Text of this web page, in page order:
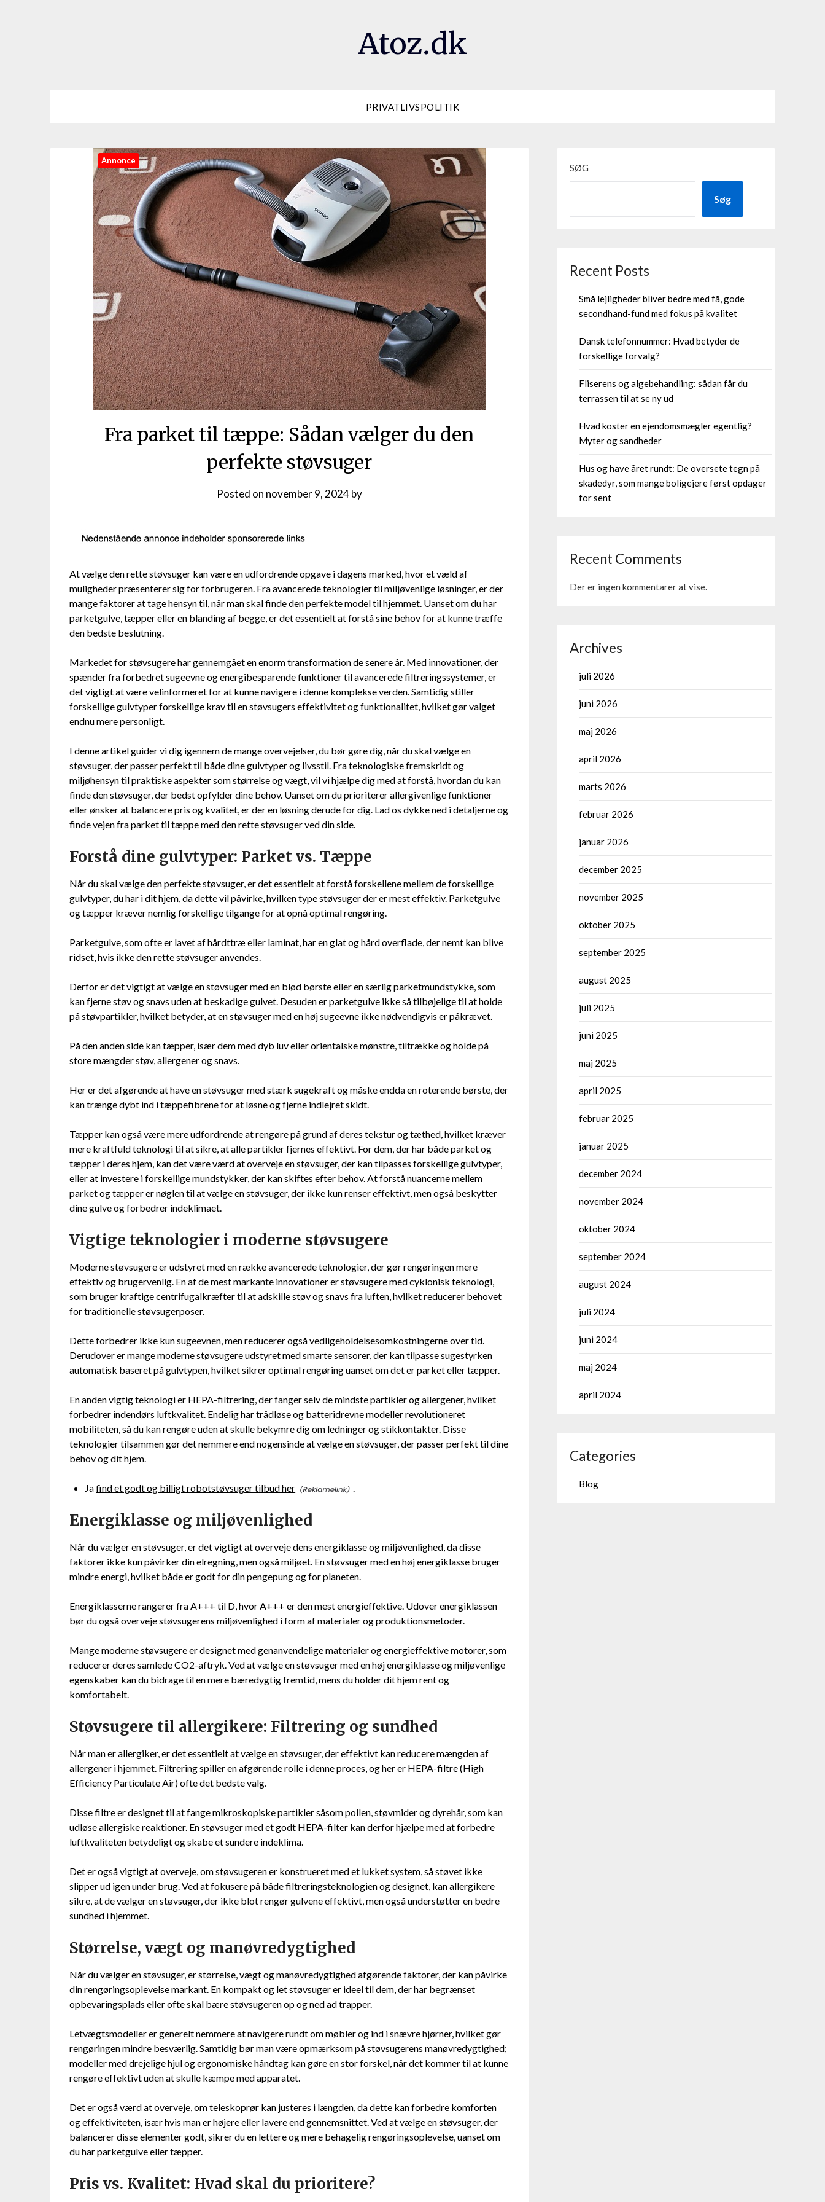
Atoz.dk
PRIVATLIVSPOLITIK
Annonce
Fra parket til tæppe: Sådan vælger du den
perfekte støvsuger
Posted on november 9, 2024by
At vælge den rette støvsuger kan være en udfordrende opgave i dagens marked, hvor et væld af
muligheder præsenterer sig for forbrugeren. Fra avancerede teknologier til miljøvenlige løsninger, er der
mange faktorer at tage hensyn til, når man skal finde den perfekte model til hjemmet. Uanset om du har
parketgulve, tæpper eller en blanding af begge, er det essentielt at forstå sine behov for at kunne træffe
den bedste beslutning.
Markedet for støvsugere har gennemgået en enorm transformation de senere år. Med innovationer, der
spænder fra forbedret sugeevne og energibesparende funktioner til avancerede filtreringssystemer, er
det vigtigt at være velinformeret for at kunne navigere i denne komplekse verden. Samtidig stiller
forskellige gulvtyper forskellige krav til en støvsugers effektivitet og funktionalitet, hvilket gør valget
endnu mere personligt.
I denne artikel guider vi dig igennem de mange overvejelser, du bør gøre dig, når du skal vælge en
støvsuger, der passer perfekt til både dine gulvtyper og livsstil. Fra teknologiske fremskridt og
miljøhensyn til praktiske aspekter som størrelse og vægt, vil vi hjælpe dig med at forstå, hvordan du kan
finde den støvsuger, der bedst opfylder dine behov. Uanset om du prioriterer allergivenlige funktioner
eller ønsker at balancere pris og kvalitet, er der en løsning derude for dig. Lad os dykke ned i detaljerne og
finde vejen fra parket til tæppe med den rette støvsuger ved din side.
Forstå dine gulvtyper: Parket vs. Tæppe
Når du skal vælge den perfekte støvsuger, er det essentielt at forstå forskellene mellem de forskellige
gulvtyper, du har i dit hjem, da dette vil påvirke, hvilken type støvsuger der er mest effektiv. Parketgulve
og tæpper kræver nemlig forskellige tilgange for at opnå optimal rengøring.
Parketgulve, som ofte er lavet af hårdttræ eller laminat, har en glat og hård overflade, der nemt kan blive
ridset, hvis ikke den rette støvsuger anvendes.
Derfor er det vigtigt at vælge en støvsuger med en blød børste eller en særlig parketmundstykke, som
kan fjerne støv og snavs uden at beskadige gulvet. Desuden er parketgulve ikke så tilbøjelige til at holde
på støvpartikler, hvilket betyder, at en støvsuger med en høj sugeevne ikke nødvendigvis er påkrævet.
På den anden side kan tæpper, især dem med dyb luv eller orientalske mønstre, tiltrække og holde på
store mængder støv, allergener og snavs.
Her er det afgørende at have en støvsuger med stærk sugekraft og måske endda en roterende børste, der
kan trænge dybt ind i tæppefibrene for at løsne og fjerne indlejret skidt.
Tæpper kan også være mere udfordrende at rengøre på grund af deres tekstur og tæthed, hvilket kræver
mere kraftfuld teknologi til at sikre, at alle partikler fjernes effektivt. For dem, der har både parket og
tæpper i deres hjem, kan det være værd at overveje en støvsuger, der kan tilpasses forskellige gulvtyper,
eller at investere i forskellige mundstykker, der kan skiftes efter behov. At forstå nuancerne mellem
parket og tæpper er nøglen til at vælge en støvsuger, der ikke kun renser effektivt, men også beskytter
dine gulve og forbedrer indeklimaet.
Vigtige teknologier i moderne støvsugere
Moderne støvsugere er udstyret med en række avancerede teknologier, der gør rengøringen mere
effektiv og brugervenlig. En af de mest markante innovationer er støvsugere med cyklonisk teknologi,
som bruger kraftige centrifugalkræfter til at adskille støv og snavs fra luften, hvilket reducerer behovet
for traditionelle støvsugerposer.
Dette forbedrer ikke kun sugeevnen, men reducerer også vedligeholdelsesomkostningerne over tid.
Derudover er mange moderne støvsugere udstyret med smarte sensorer, der kan tilpasse sugestyrken
automatisk baseret på gulvtypen, hvilket sikrer optimal rengøring uanset om det er parket eller tæpper.
En anden vigtig teknologi er HEPA-filtrering, der fanger selv de mindste partikler og allergener, hvilket
forbedrer indendørs luftkvalitet. Endelig har trådløse og batteridrevne modeller revolutioneret
mobiliteten, så du kan rengøre uden at skulle bekymre dig om ledninger og stikkontakter. Disse
teknologier tilsammen gør det nemmere end nogensinde at vælge en støvsuger, der passer perfekt til dine
behov og dit hjem.
Jafind et godt og billigt robotstøvsuger tilbud her .
Energiklasse og miljøvenlighed
Når du vælger en støvsuger, er det vigtigt at overveje dens energiklasse og miljøvenlighed, da disse
faktorer ikke kun påvirker din elregning, men også miljøet. En støvsuger med en høj energiklasse bruger
mindre energi, hvilket både er godt for din pengepung og for planeten.
Energiklasserne rangerer fra A+++ til D, hvor A+++ er den mest energieffektive. Udover energiklassen
bør du også overveje støvsugerens miljøvenlighed i form af materialer og produktionsmetoder.
Mange moderne støvsugere er designet med genanvendelige materialer og energieffektive motorer, som
reducerer deres samlede CO2-aftryk. Ved at vælge en støvsuger med en høj energiklasse og miljøvenlige
egenskaber kan du bidrage til en mere bæredygtig fremtid, mens du holder dit hjem rent og
komfortabelt.
Støvsugere til allergikere: Filtrering og sundhed
Når man er allergiker, er det essentielt at vælge en støvsuger, der effektivt kan reducere mængden af
allergener i hjemmet. Filtrering spiller en afgørende rolle i denne proces, og her er HEPA-filtre (High
Efficiency Particulate Air) ofte det bedste valg.
Disse filtre er designet til at fange mikroskopiske partikler såsom pollen, støvmider og dyrehår, som kan
udløse allergiske reaktioner. En støvsuger med et godt HEPA-filter kan derfor hjælpe med at forbedre
luftkvaliteten betydeligt og skabe et sundere indeklima.
Det er også vigtigt at overveje, om støvsugeren er konstrueret med et lukket system, så støvet ikke
slipper ud igen under brug. Ved at fokusere på både filtreringsteknologien og designet, kan allergikere
sikre, at de vælger en støvsuger, der ikke blot rengør gulvene effektivt, men også understøtter en bedre
sundhed i hjemmet.
Størrelse, vægt og manøvredygtighed
Når du vælger en støvsuger, er størrelse, vægt og manøvredygtighed afgørende faktorer, der kan påvirke
din rengøringsoplevelse markant. En kompakt og let støvsuger er ideel til dem, der har begrænset
opbevaringsplads eller ofte skal bære støvsugeren op og ned ad trapper.
Letvægtsmodeller er generelt nemmere at navigere rundt om møbler og ind i snævre hjørner, hvilket gør
rengøringen mindre besværlig. Samtidig bør man være opmærksom på støvsugerens manøvredygtighed;
modeller med drejelige hjul og ergonomiske håndtag kan gøre en stor forskel, når det kommer til at kunne
rengøre effektivt uden at skulle kæmpe med apparatet.
Det er også værd at overveje, om teleskoprør kan justeres i længden, da dette kan forbedre komforten
og effektiviteten, især hvis man er højere eller lavere end gennemsnittet. Ved at vælge en støvsuger, der
balancerer disse elementer godt, sikrer du en lettere og mere behagelig rengøringsoplevelse, uanset om
du har parketgulve eller tæpper.
Pris vs. Kvalitet: Hvad skal du prioritere?
SØG
Søg
Recent Posts
Små lejligheder bliver bedre med få, gode
secondhand-fund med fokus på kvalitet
Dansk telefonnummer: Hvad betyder de
forskellige forvalg?
Fliserens og algebehandling: sådan får du
terrassen til at se ny ud
Hvad koster en ejendomsmægler egentlig?
Myter og sandheder
Hus og have året rundt: De oversete tegn på
skadedyr, som mange boligejere først opdager
for sent
Recent Comments
Der er ingen kommentarer at vise.
Archives
juli 2026
juni 2026
maj 2026
april 2026
marts 2026
februar 2026
januar 2026
december 2025
november 2025
oktober 2025
september 2025
august 2025
juli 2025
juni 2025
maj 2025
april 2025
februar 2025
januar 2025
december 2024
november 2024
oktober 2024
september 2024
august 2024
juli 2024
juni 2024
maj 2024
april 2024
Categories
Blog